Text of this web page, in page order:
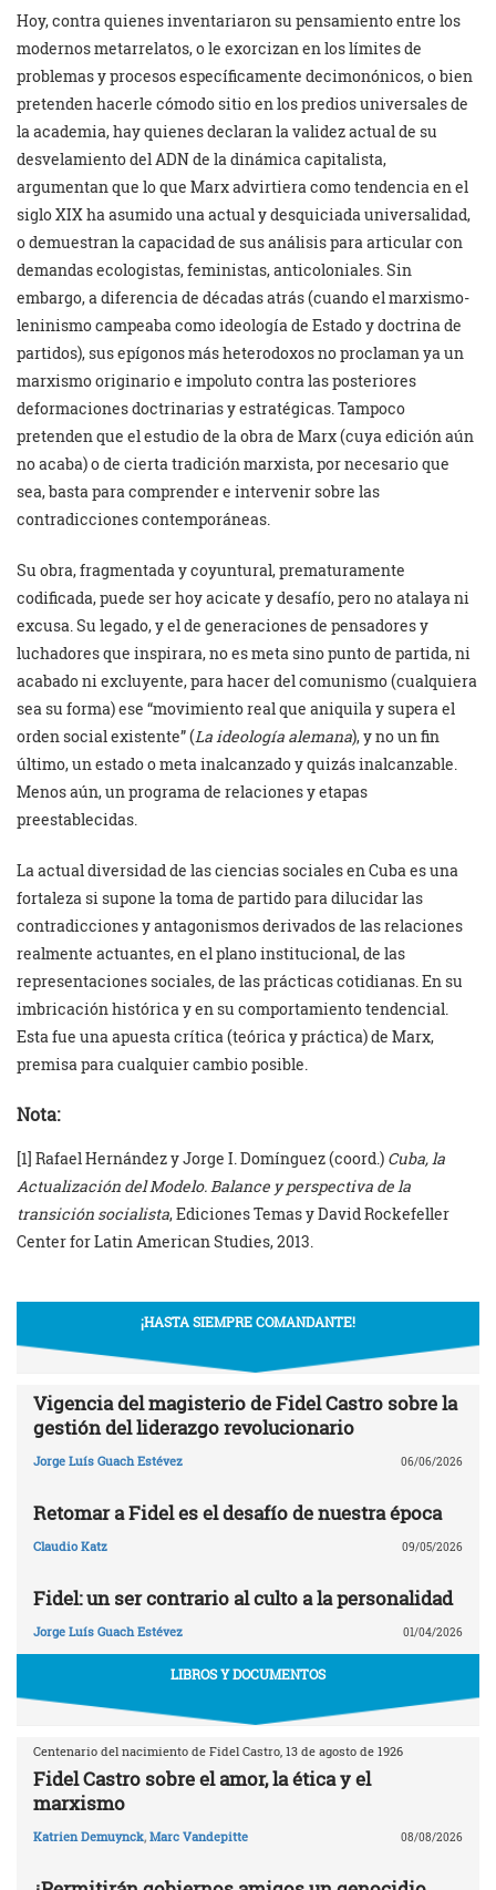
Hoy, contra quienes inventariaron su pensamiento entre los
modernos metarrelatos, o le exorcizan en los límites de
problemas y procesos específicamente decimonónicos, o bien
pretenden hacerle cómodo sitio en los predios universales de
la academia, hay quienes declaran la validez actual de su
desvelamiento del ADN de la dinámica capitalista,
argumentan que lo que Marx advirtiera como tendencia en el
siglo XIX ha asumido una actual y desquiciada universalidad,
o demuestran la capacidad de sus análisis para articular con
demandas ecologistas, feministas, anticoloniales. Sin
embargo, a diferencia de décadas atrás (cuando el marxismo-
leninismo campeaba como ideología de Estado y doctrina de
partidos), sus epígonos más heterodoxos no proclaman ya un
marxismo originario e impoluto contra las posteriores
deformaciones doctrinarias y estratégicas. Tampoco
pretenden que el estudio de la obra de Marx (cuya edición aún
no acaba) o de cierta tradición marxista, por necesario que
sea, basta para comprender e intervenir sobre las
contradicciones contemporáneas.
Su obra, fragmentada y coyuntural, prematuramente
codificada, puede ser hoy acicate y desafío, pero no atalaya ni
excusa. Su legado, y el de generaciones de pensadores y
luchadores que inspirara, no es meta sino punto de partida, ni
acabado ni excluyente, para hacer del comunismo (cualquiera
sea su forma) ese “movimiento real que aniquila y supera el
orden social existente” (La ideología alemana), y no un fin
último, un estado o meta inalcanzado y quizás inalcanzable.
Menos aún, un programa de relaciones y etapas
preestablecidas.
La actual diversidad de las ciencias sociales en Cuba es una
fortaleza si supone la toma de partido para dilucidar las
contradicciones y antagonismos derivados de las relaciones
realmente actuantes, en el plano institucional, de las
representaciones sociales, de las prácticas cotidianas. En su
imbricación histórica y en su comportamiento tendencial.
Esta fue una apuesta crítica (teórica y práctica) de Marx,
premisa para cualquier cambio posible.
Nota:
[1] Rafael Hernández y Jorge I. Domínguez (coord.) Cuba, la
Actualización del Modelo. Balance y perspectiva de la
transición socialista, Ediciones Temas y David Rockefeller
Center for Latin American Studies, 2013.
¡HASTA SIEMPRE COMANDANTE!
Vigencia del magisterio de Fidel Castro sobre la
gestión del liderazgo revolucionario
Jorge Luís Guach Estévez 06/06/2026
Retomar a Fidel es el desafío de nuestra época
Claudio Katz 09/05/2026
Fidel: un ser contrario al culto a la personalidad
Jorge Luís Guach Estévez 01/04/2026
LIBROS Y DOCUMENTOS
Centenario del nacimiento de Fidel Castro, 13 de agosto de 1926
Fidel Castro sobre el amor, la ética y el
marxismo
Katrien Demuynck, Marc Vandepitte 08/08/2026